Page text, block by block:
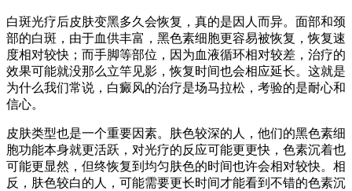
白斑光疗后皮肤变黑多久会恢复，真的是因人而异。面部和颈
部的白斑，由于血供丰富，黑色素细胞更容易被恢复，恢复速
度相对较快；而手脚等部位，因为血液循环相对较差，治疗的
效果可能就没那么立竿见影，恢复时间也会相应延长。这就是
为什么我们常说，白癜风的治疗是场马拉松，考验的是耐心和
信心。
皮肤类型也是一个重要因素。肤色较深的人，他们的黑色素细
胞功能本身就更活跃，对光疗的反应可能更更快，色素沉着也
可能更显然，但终恢复到均匀肤色的时间也许会相对较快。相
反，肤色较白的人，可能需要更长时间才能看到不错的色素沉